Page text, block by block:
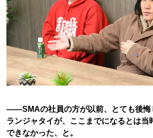
――SMAの社員の方が以前、とても後悔
ランジャタイが、ここまでになるとは当
できなかった、と。